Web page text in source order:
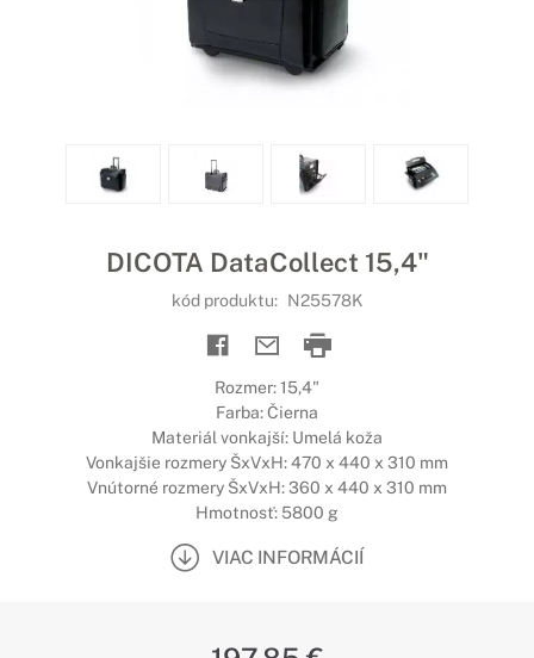
DICOTA DataCollect 15,4"
kód produktu: N25578K
Rozmer: 15,4"
Farba: Čierna
Materiál vonkajší: Umelá koža
Vonkajšie rozmery ŠxVxH: 470 x 440 x 310 mm
Vnútorné rozmery ŠxVxH: 360 x 440 x 310 mm
Hmotnosť: 5800 g
VIAC INFORMÁCIÍ